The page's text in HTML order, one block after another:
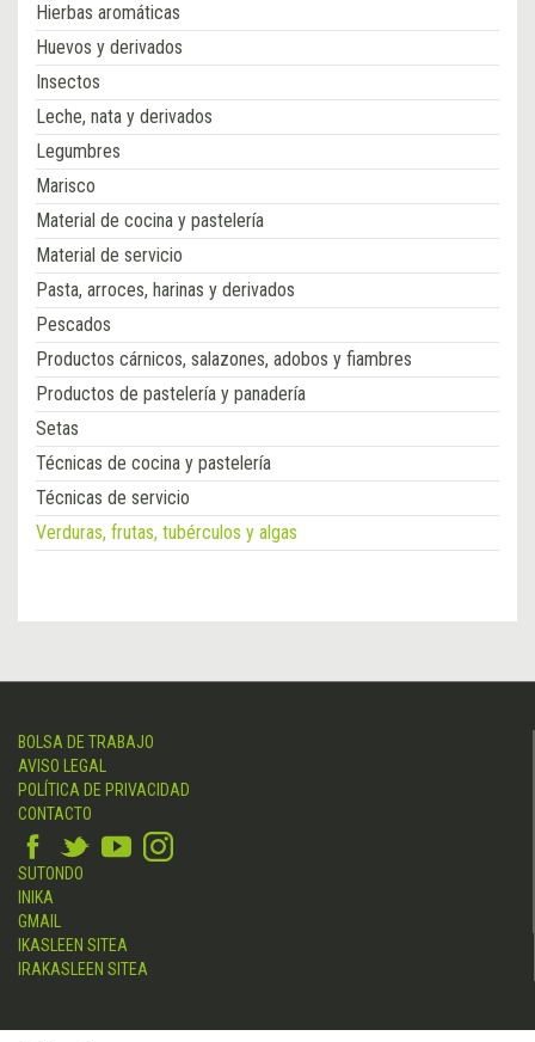
Hierbas aromáticas
Huevos y derivados
Insectos
Leche, nata y derivados
Legumbres
Marisco
Material de cocina y pastelería
Material de servicio
Pasta, arroces, harinas y derivados
Pescados
Productos cárnicos, salazones, adobos y fiambres
Productos de pastelería y panadería
Setas
Técnicas de cocina y pastelería
Técnicas de servicio
Verduras, frutas, tubérculos y algas
BOLSA DE TRABAJO
AVISO LEGAL
POLÍTICA DE PRIVACIDAD
CONTACTO
SUTONDO
INIKA
GMAIL
IKASLEEN SITEA
IRAKASLEEN SITEA